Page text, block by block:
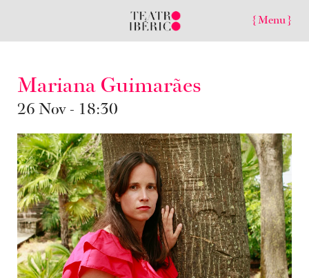
{ Menu }
Mariana Guimarães
26 Nov - 18:30